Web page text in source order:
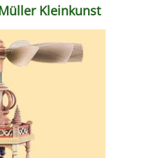
Kleinkunst